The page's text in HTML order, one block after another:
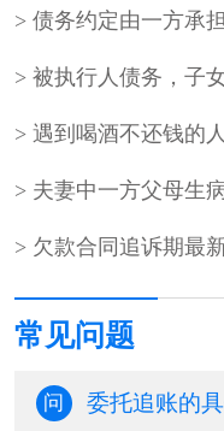
常见问题
问 委托追账的